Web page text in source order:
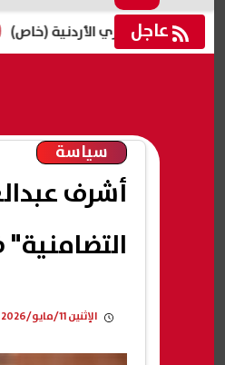
عاجل
سوزي الأردنية (خاص)
سياسة
أشرف
الإثنين 11/مايو/2026 - 03:39 م